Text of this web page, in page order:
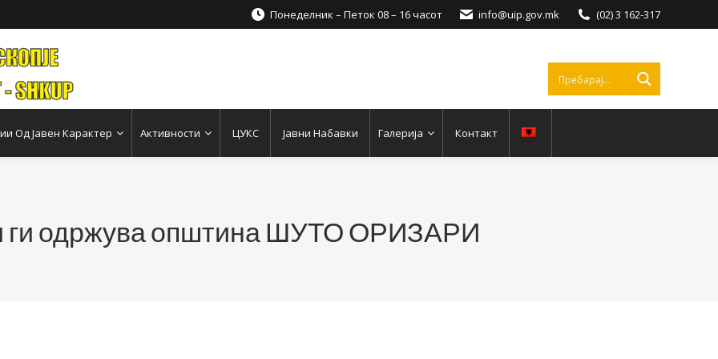
Понеделник – Петок 08 – 16 часот info@uip.gov.mk (02) 3 162-317
Од Јавен Карактер Активности ЦУКС Јавни Набавки Галерија Контакт
ги одржува општина ШУТО ОРИЗАРИ